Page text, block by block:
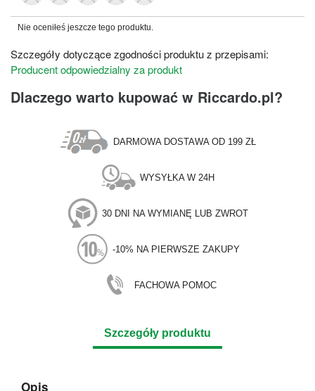
Nie oceniłeś jeszcze tego produktu.
Szczegóły dotyczące zgodności produktu z przepisami:
Producent odpowiedzialny za produkt
Dlaczego warto kupować w Riccardo.pl?
DARMOWA DOSTAWA OD 199 ZŁ
WYSYŁKA W 24H
30 DNI NA WYMIANĘ LUB ZWROT
-10% NA PIERWSZE ZAKUPY
FACHOWA POMOC
Szczegóły produktu
Opis